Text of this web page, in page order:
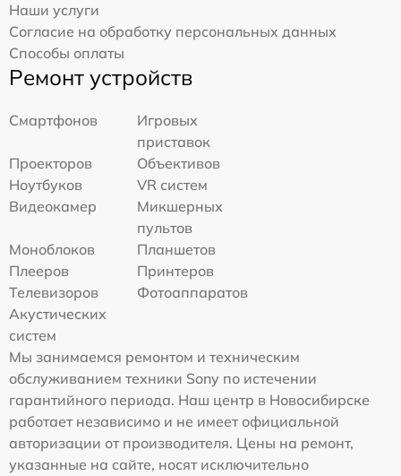
Наши услуги
Согласие на обработку персональных данных
Способы оплаты
Ремонт устройств
Смартфонов
Игровых
приставок
Проекторов
Объективов
Ноутбуков
VR систем
Видеокамер
Микшерных
пультов
Моноблоков
Планшетов
Плееров
Принтеров
Телевизоров
Фотоаппаратов
Акустических
систем
Мы занимаемся ремонтом и техническим
обслуживанием техники Sony по истечении
гарантийного периода. Наш центр в Новосибирске
работает независимо и не имеет официальной
авторизации от производителя. Цены на ремонт,
указанные на сайте, носят исключительно